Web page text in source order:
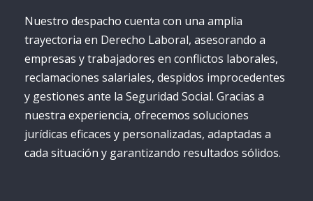
Nuestro despacho cuenta con una amplia
trayectoria en Derecho Laboral, asesorando a
empresas y trabajadores en conflictos laborales,
reclamaciones salariales, despidos improcedentes
y gestiones ante la Seguridad Social. Gracias a
nuestra experiencia, ofrecemos soluciones
jurídicas eficaces y personalizadas, adaptadas a
cada situación y garantizando resultados sólidos.